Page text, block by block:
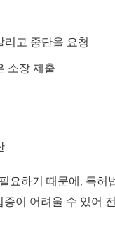
고 중단을 요청
소장 제출
요하기 때문에, 특허
이 어려울 수 있어